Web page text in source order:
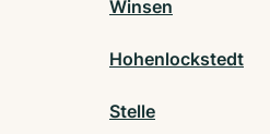
Winsen
Hohenlockstedt
Stelle